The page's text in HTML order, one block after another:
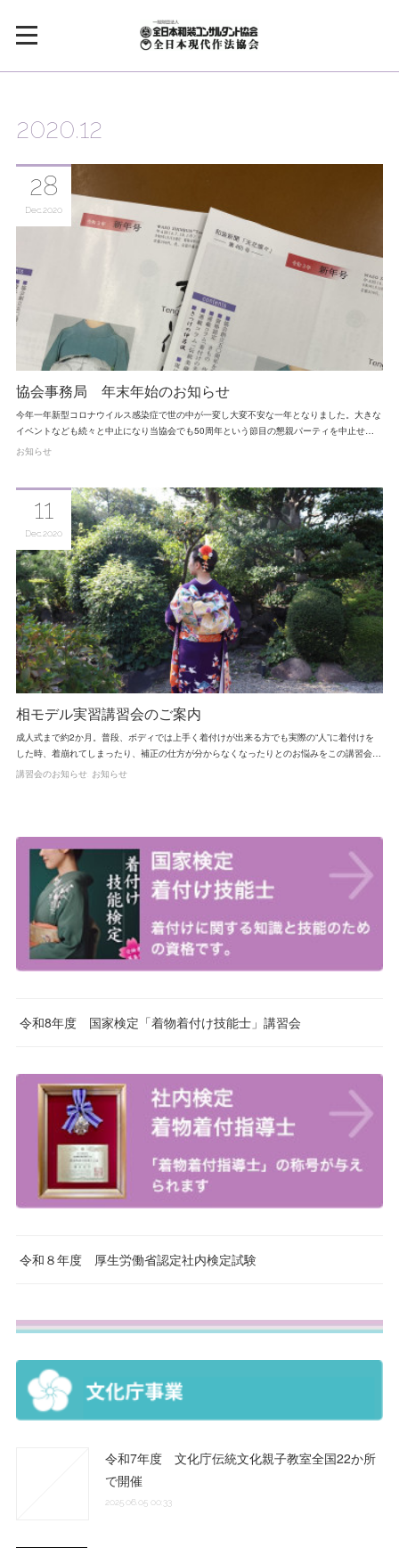
2020.12
協会事務局 年末年始のお知らせ
今年一年新型コロナウイルス感染症で世の中が一変し大変不安な一年となりました。大きな
イベントなども続々と中止になり当協会でも50周年という節目の懇親パーティを中止せ…
28
Dec 2020
お知らせ
相モデル実習講習会のご案内
成人式まで約2か月。普段、ボディでは上手く着付けが出来る方でも実際の“人”に着付けを
した時、着崩れてしまったり、補正の仕方が分からなくなったりとのお悩みをこの講習会…
11
Dec 2020
講習会のお知らせ お知らせ
令和8年度 国家検定「着物着付け技能士」講習会
令和８年度 厚生労働省認定社内検定試験
令和7年度 文化庁伝統文化親子教室全国22か所
で開催
2025.06.05 00:33